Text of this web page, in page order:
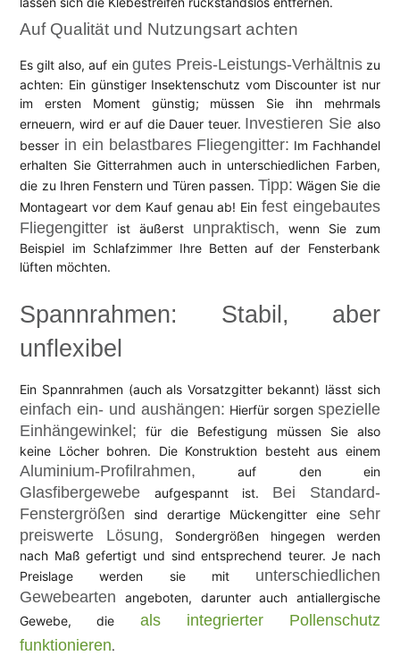
Auf Qualität und Nutzungsart achten
Es gilt also, auf ein gutes Preis-Leistungs-Verhältniszu
achten: Ein günstiger Insektenschutz vom Discounter ist nur
im ersten Moment günstig; müssen Sie ihn mehrmals
erneuern, wird er auf die Dauer teuer. Investieren Sie also
besser in ein belastbares Fliegengitter: Im Fachhandel
erhalten Sie Gitterrahmen auch in unterschiedlichen Farben,
die zu Ihren Fenstern und Türen passen.Tipp: Wägen Sie die
Montageart vor dem Kauf genau ab! Ein fest eingebautes
Fliegengitter ist äußerst unpraktisch, wenn Sie zum
Beispiel im Schlafzimmer Ihre Betten auf der Fensterbank
lüften möchten.
Spannrahmen: Stabil, aber
unflexibel
Ein Spannrahmen (auch als Vorsatzgitter bekannt) lässt sich
einfach ein- und aushängen: Hierfür sorgen spezielle
Einhängewinkel; für die Befestigung müssen Sie also
keine Löcher bohren. Die Konstruktion besteht aus einem
Aluminium-Profilrahmen, auf den ein
Glasfibergewebeaufgespannt ist. Bei Standard-
Fenstergrößen sind derartige Mückengitter eine sehr
preiswerte Lösung, Sondergrößen hingegen werden
nach Maß gefertigt und sind entsprechend teurer. Je nach
Preislage werden sie mit unterschiedlichen
Gewebearten angeboten, darunter auch antiallergische
Gewebe, die als integrierter Pollenschutz
funktionieren.